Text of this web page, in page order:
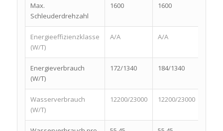
Max.
Schleuderdrehzahl
1600 1600
Energieeffizienzklasse
(W/T)
A/A A/A
Energieverbrauch
(W/T)
172/1340 184/1340
Wasserverbrauch
(W/T)
12200/23000 12200/23000